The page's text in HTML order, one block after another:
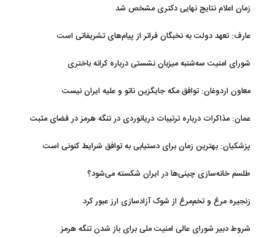
زمان اعلام نتایج نهایی دکتری مشخص شد
عارف: تعهد دولت به نخبگان فراتر از پیام‎‌های تشریفاتی است
شورای امنیت سه‌شنبه میزبان نشستی درباره کرانه باختری
معاون اردوغان: توافق مکه جایگزین ناتو و علیه ایران نیست
عمان: مذاکرات درباره ترتیبات دریانوردی در تنگه هرمز در فضای مثبت
پزشکیان‌: بهترین زمان برای دستیابی به توافق شرایط کنونی است
طلسم خانه‌سازی چینی‌ها در ایران شکسته می‌شود؟
زنجیره مرغ و تخم‌مرغ از شوک آزادسازی ارز عبور کرد
شروط دبیر شورای عالی امنیت ملی برای باز شدن تنگه هرمز